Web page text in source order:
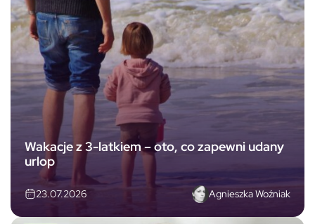
Wakacje z 3-latkiem – oto, co zapewni udany
urlop
23.07.2026 Agnieszka Woźniak